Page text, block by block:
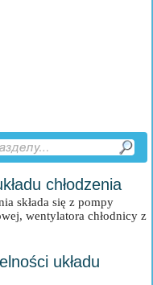
chłodzenia
składa się z pompy
wentylatora chłodnicy z
układu